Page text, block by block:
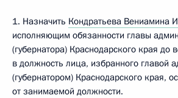
1. Назначить Кондратьева Вениамина
исполняющим обязанности главы
(губернатора) Краснодарского края до
в должность лица, избранного главой
(губернатором) Краснодарского края,
от занимаемой должности.